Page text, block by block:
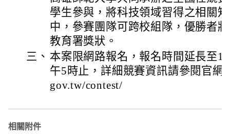
學生參與，將科技領域習得之相關
中，參賽團隊可跨校組隊，優勝者
教育署獎狀。
三、 本案限網路報名，報名時間延長至
午5時止，詳細競賽資訊請參閱官網
gov.tw/contest/
相關附件